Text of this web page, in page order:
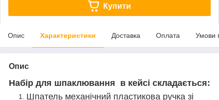
Купити
Опис Характеристики Доставка Оплата Умови
Опис
Набір для шпаклювання в кейсі складається:
Шпатель механічний пластикова ручка зі